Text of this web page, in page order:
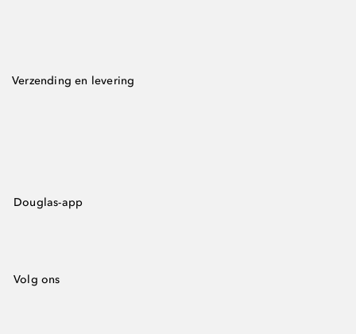
Verzending en levering
Douglas-app
Volg ons